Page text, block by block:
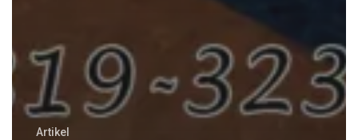
Artikel